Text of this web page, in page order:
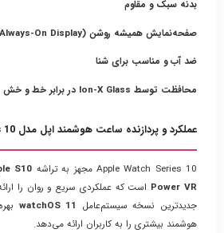
بدنه سبک و مقاوم
صفحه‌نمایش همیشه روشن (Always-On Display)
ضد آب و مناسب برای شنا
محافظت توسط Ion-X Glass در برابر خط و خش
عملکرد و پردازنده ساعت هوشمند اپل مدل Series 10
Apple Watch Series 10 مجهز به تراشه S10
Power VR است که عملکردی سریع و روان را
جدیدترین نسخه سیستم‌عامل watchOS 11
هوشمند بیشتری را به کاربران ارائه می‌دهد.